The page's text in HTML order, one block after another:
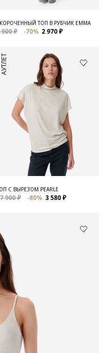
ТОП В РУБЧИК EMMA
900 ₽ -70% 2 970 ₽
АУТЛЕТ
С ВЫРЕЗОМ PEARLE
900 ₽ -80% 3 580 ₽